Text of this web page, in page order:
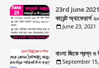
23rd June
কারেন্ট
June 23, 2021
বাংলা জিকে
September